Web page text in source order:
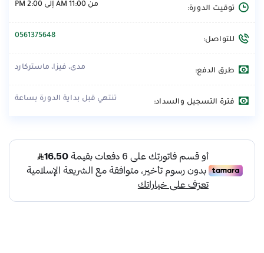
توقيت الدورة: من 11:00 AM إلى 2:00 PM
للتواصل: 0561375648
طرق الدفع: مدى، فيزا، ماستركارد
فترة التسجيل والسداد: تنتهي قبل بداية الدورة بساعة